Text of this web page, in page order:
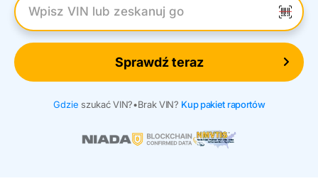
Wpisz numer VIN
Sprawdź teraz
Gdzie szukać VIN?•Brak VIN? Kup pakiet raportów